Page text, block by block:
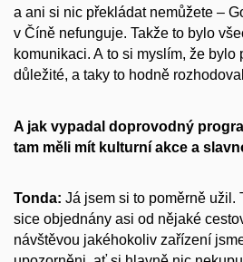
a ani si nic překládat nemůžete –
v Číně nefunguje. Takže to bylo
komunikaci. A to si myslím, že bylo
důležité, a taky to hodně
A jak vypadal doprovodný
tam měli mít kulturní akce a
Tonda: Já jsem si to poměrně užil.
sice objednány asi od nějaké
návštěvou jakéhokoliv zařízení